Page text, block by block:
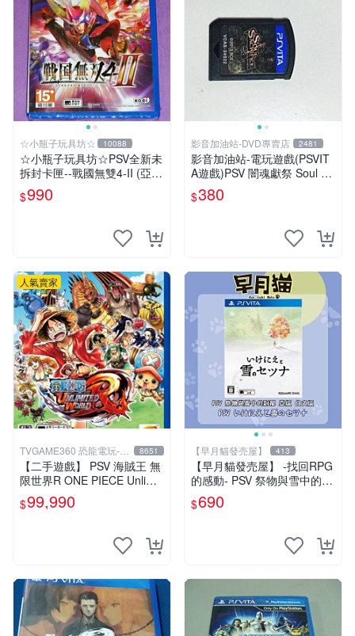
☆小瓶子玩具坊☆ 10088
☆小瓶子玩具坊☆PSV全新未
拆封卡匣--戰國無雙4-II (亞版
日文版)
$990
影音加油站-DVD專賣店 2481
影音加油站-電玩遊戲(PSVIT
A遊戲)PSV 闇魂獻祭 Soul Sa
crifice 日版/直購價380元/下
標就賣
$380
人氣賣家
TVGAME360 恐龍電玩-台
中店
8651
【二手遊戲】 PSV 海賊王 無
限世界R ONE PIECE Unlimit
ed World 中文版【台中恐龍
電玩】
$99,990
【早月貓發売屋】 413
【早月貓發売屋】 -找回RPG
的感動- PSV 祭物與雪中的剎
那 亞版 日文版 ※現貨販售中※
SQUARE ENIX
$690